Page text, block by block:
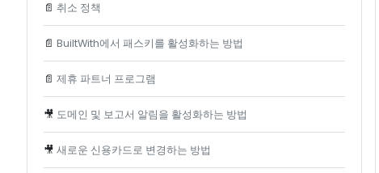
📄 취소 정책
📄 BuiltWith에서 패스키를 활성화하는 방법
📄 제휴 파트너 프로그램
🎥 도메인 및 보고서 알림을 활성화하는 방법
🎥 새로운 신용카드로 변경하는 방법